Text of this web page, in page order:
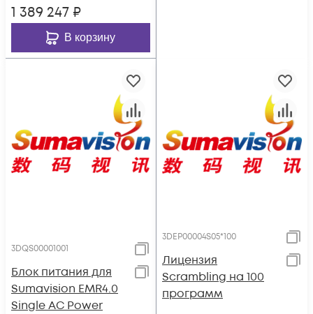
1 389 247 ₽
В корзину
3DQS00001001
Блок питания для
Sumavision EMR4.0
Single AC Power
3DEP00004S05*100
Лицензия
Scrambling на 100
программ